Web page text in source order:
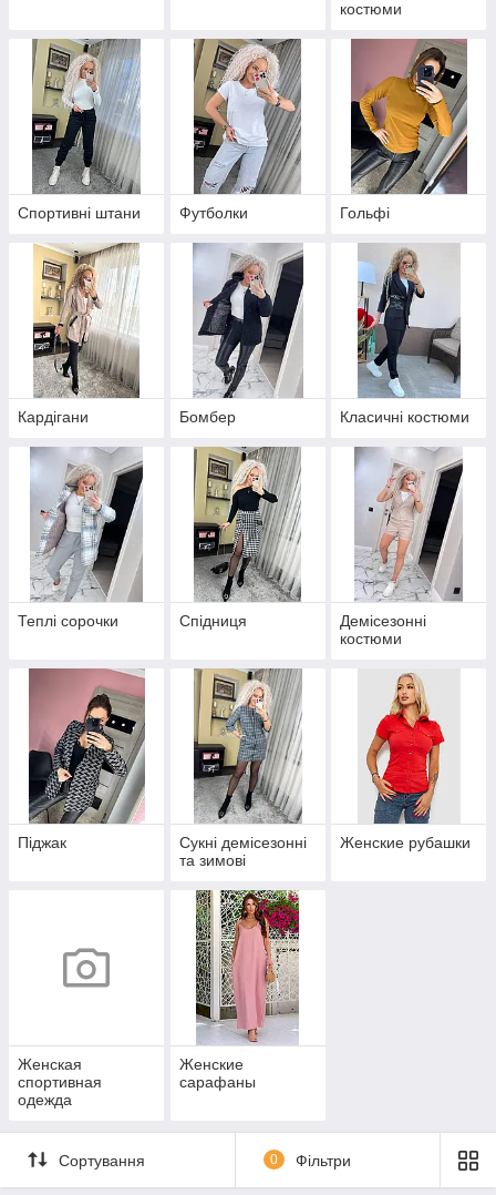
костюми
Спортивні штани Футболки Гольфі
Кардігани Бомбер Класичні костюми
Теплі сорочки Спідниця
Демісезонні
костюми
Піджак
Сукні демісезонні
та зимові
Женские рубашки
Женская
спортивная
одежда
Женские
сарафаны
Сортування 0 Фільтри